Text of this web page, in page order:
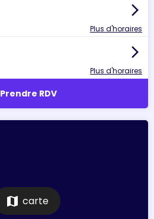
arrow_forward_ios
Plus d'horaires
arrow_forward_ios
Plus d'horaires
Prendre RDV
map carte